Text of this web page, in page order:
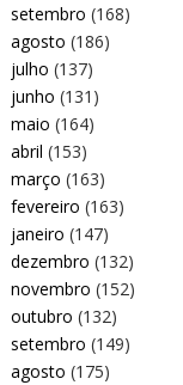
setembro (168)
agosto (186)
julho (137)
junho (131)
maio (164)
abril (153)
março (163)
fevereiro (163)
janeiro (147)
dezembro (132)
novembro (152)
outubro (132)
setembro (149)
agosto (175)